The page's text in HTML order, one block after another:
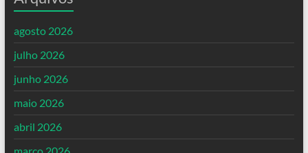
agosto 2026
julho 2026
junho 2026
maio 2026
abril 2026